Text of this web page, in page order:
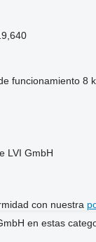
funcionamiento 8
LVI GmbH
con nuestra
en estas